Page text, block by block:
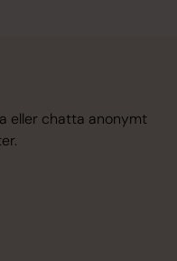
eller chatta anonymt